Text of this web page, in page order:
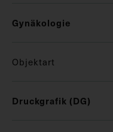
Gynäkologie
Objektart
Druckgrafik (DG)